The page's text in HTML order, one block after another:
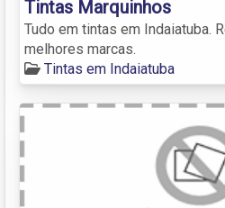
Tintas Marquinhos
Tudo em tintas em Indaiatuba.
melhores marcas.
Tintas em Indaiatuba